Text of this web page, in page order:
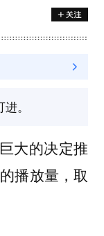
。
大的决定推
播放量，取